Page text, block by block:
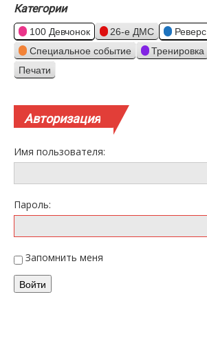
Категории
100 Девчонок 26-е ДМС
Реверс
Специальное событие
Тренировка
Просмотр
Печати
Авторизация
Имя пользователя:
Пароль:
Запомнить меня
Войти